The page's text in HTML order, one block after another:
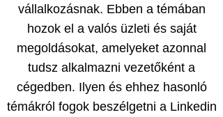
vállalkozásnak. Ebben a témában
hozok el a valós üzleti és saját
megoldásokat, amelyeket azonnal
tudsz alkalmazni vezetőként a
cégedben. Ilyen és ehhez hasonló
témákról fogok beszélgetni a Linkedin